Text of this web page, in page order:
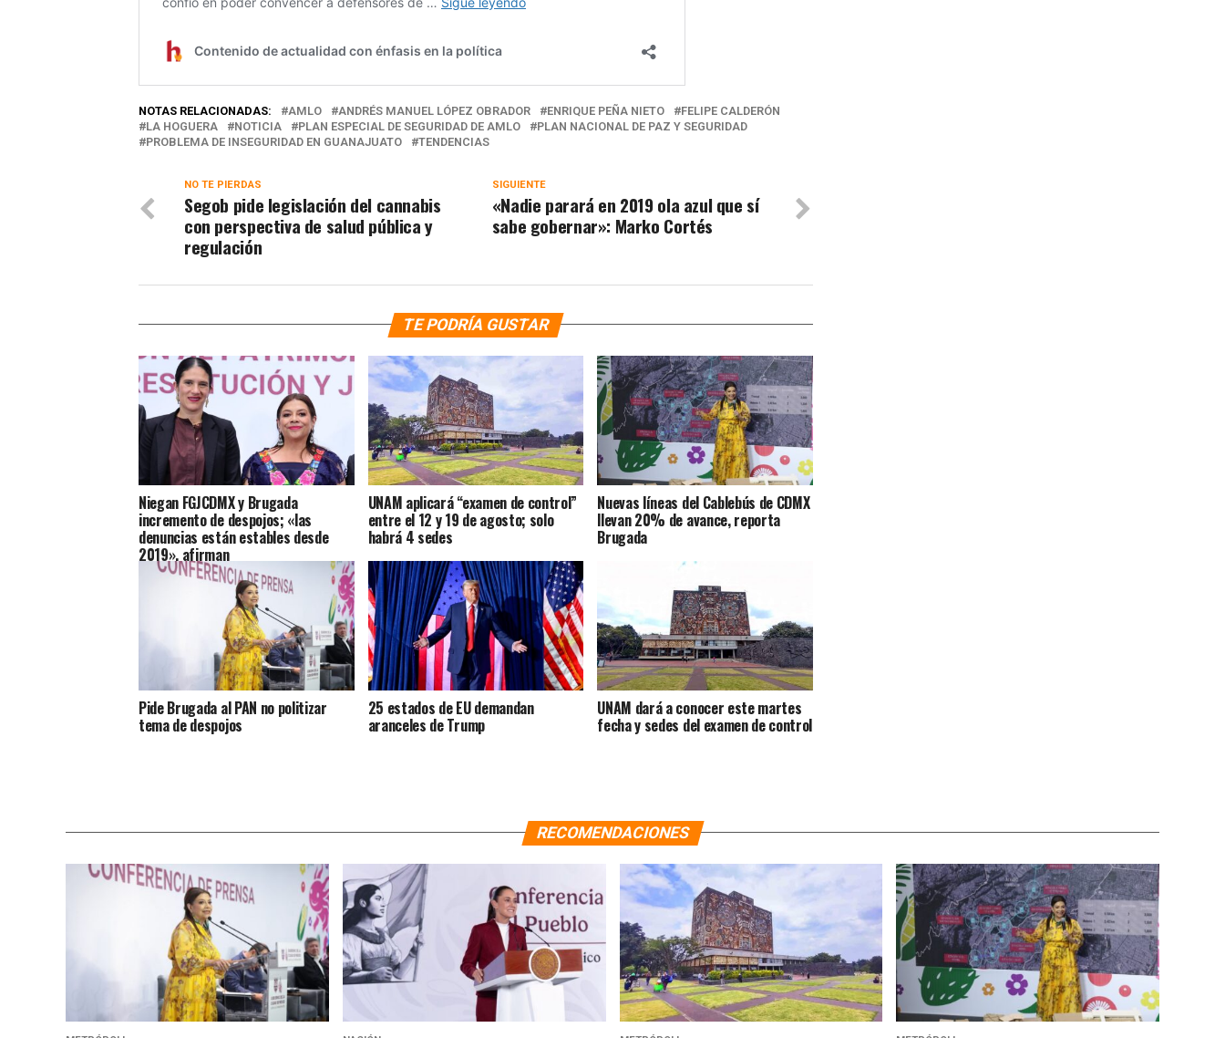
NOTAS RELACIONADAS: AMLO ANDRÉS MANUEL LÓPEZ OBRADOR ENRIQUE PEÑA NIETO
FELIPE CALDERÓN
LA HOGUERA
NOTICIA PLAN ESPECIAL DE SEGURIDAD DE AMLO
PLAN NACIONAL DE PAZ Y SEGURIDAD
PROBLEMA DE INSEGURIDAD EN GUANAJUATO
TENDENCIAS
SIGUIENTE
«Nadie parará en 2019 ola azul que sí
sabe gobernar»: Marko Cortés
NO TE PIERDAS
Segob pide legislación del cannabis
con perspectiva de salud pública y
regulación
TE PODRÍA GUSTAR
Niegan FGJCDMX y Brugada
incremento de despojos; «las
denuncias están estables desde
2019», afirman
UNAM aplicará “examen de control”
entre el 12 y 19 de agosto; solo
habrá 4 sedes
Nuevas líneas del Cablebús de CDMX
llevan 20% de avance, reporta
Brugada
Pide Brugada al PAN no politizar
tema de despojos
25 estados de EU demandan
aranceles de Trump
UNAM dará a conocer este martes
fecha y sedes del examen de control
RECOMENDACIONES